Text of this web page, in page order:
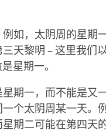
如，太阴周的星期
天黎明 – 这里我们
星期一。
期一，而不能是又
个太阴周某一天。
期二可能在第四天